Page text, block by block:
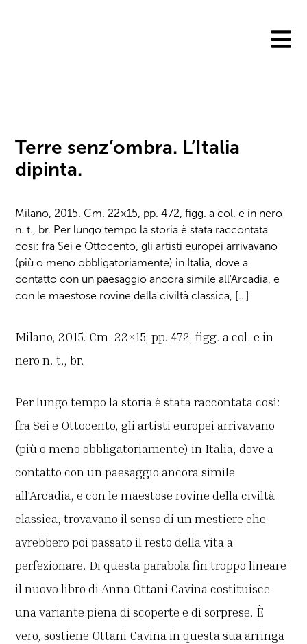
Terre senz’ombra. L’Italia
dipinta.
Milano, 2015. Cm. 22×15, pp. 472, figg. a col. e in nero
n. t., br. Per lungo tempo la storia è stata raccontata
così: fra Sei e Ottocento, gli artisti europei arrivavano
(più o meno obbligatoriamente) in Italia, dove a
contatto con un paesaggio ancora simile all'Arcadia, e
con le maestose rovine della civiltà classica, […]
Milano, 2015. Cm. 22×15, pp. 472, figg. a col. e in
nero n. t., br.
Per lungo tempo la storia è stata raccontata così:
fra Sei e Ottocento, gli artisti europei arrivavano
(più o meno obbligatoriamente) in Italia, dove a
contatto con un paesaggio ancora simile
all'Arcadia, e con le maestose rovine della civiltà
classica, trovavano il senso di un mestiere che
avrebbero poi passato il resto della vita a
perfezionare. Di questa parabola fin troppo lineare
il nuovo libro di Anna Ottani Cavina costituisce
una variante piena di scoperte e di sorprese. È
vero, sostiene Ottani Cavina in questa sua arringa